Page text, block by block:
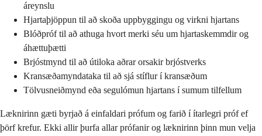
áreynslu
Hjartaþjöppun til að skoða uppbyggingu og virkni hjartans
Blóðpróf til að athuga hvort merki séu um hjartaskemmdir og
áhættuþætti
Brjóstmynd til að útiloka aðrar orsakir brjóstverks
Kransæðamyndataka til að sjá stíflur í kransæðum
Tölvusneiðmynd eða segulómun hjartans í sumum tilfellum
Læknirinn gæti byrjað á einfaldari prófum og farið í ítarlegri próf ef
þörf krefur. Ekki allir þurfa allar prófanir og læknirinn þinn mun velja